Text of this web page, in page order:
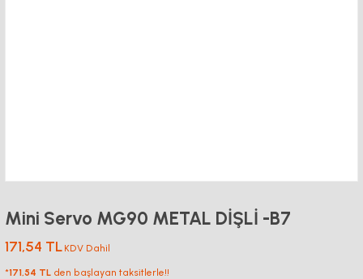
Mini Servo MG90 METAL DİŞLİ -B7
171,54 TL KDV Dahil
*171,54 TL den başlayan taksitlerle!!